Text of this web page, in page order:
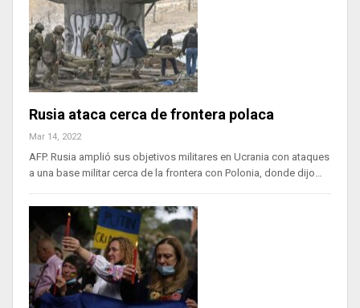
Rusia ataca cerca de frontera polaca
Mar 14, 2022
AFP. Rusia amplió sus objetivos militares en Ucrania con ataques
a una base militar cerca de la frontera con Polonia, donde dijo…